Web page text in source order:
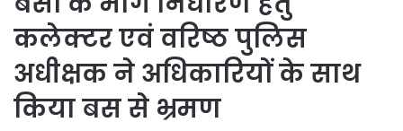
कलेक्टर एवं वरिष्ठ पुलिस
अधीक्षक ने अधिकारियों के साथ
किया बस से भ्रमण